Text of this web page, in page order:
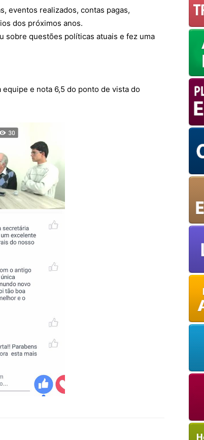
European Commission | Cookies Policy
eventos realizados, contas pagas,
dos próximos anos.
sobre questões políticas atuais e fez uma
e nota 6,5 do ponto de vista do